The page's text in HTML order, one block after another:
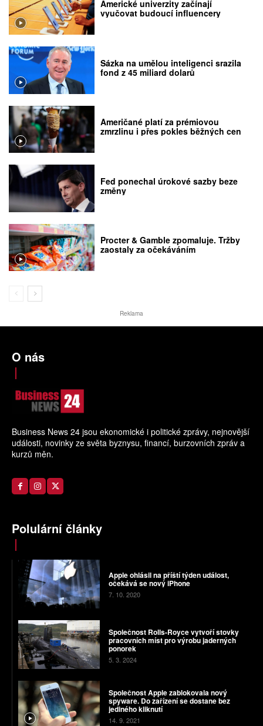
Americké univerzity začínají
vyučovat budoucí influencery
Sázka na umělou inteligenci srazila
fond z 45 miliard dolarů
Američané platí za prémiovou
zmrzlinu i přes pokles běžných cen
Fed ponechal úrokové sazby beze
změny
Procter & Gamble zpomaluje. Tržby
zaostaly za očekáváním
Reklama
O nás
Business News 24 jsou ekonomické i politické zprávy, nejnovější
události, novinky ze světa byznysu, financí, burzovních zpráv a
kurzů měn.
Polulární články
Apple ohlásil na příští týden událost,
očekává se nový iPhone
7. 10. 2020
Společnost Rolls-Royce vytvoří stovky
pracovních míst pro výrobu jaderných
ponorek
5. 3. 2024
Společnost Apple zablokovala nový
spyware. Do zařízení se dostane bez
jediného kliknutí
14. 9. 2021